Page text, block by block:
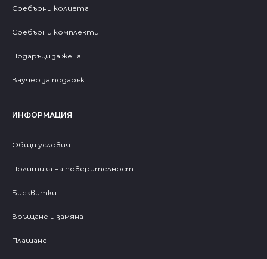
Сребърни колиета
Сребърни комплекти
Подаръци за жена
Ваучер за подарък
ИНФОРМАЦИЯ
Общи условия
Политика на поверителност
Бисквитки
Връщане и замяна
Плащане